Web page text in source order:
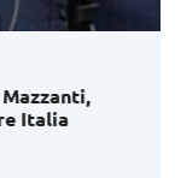
Italia